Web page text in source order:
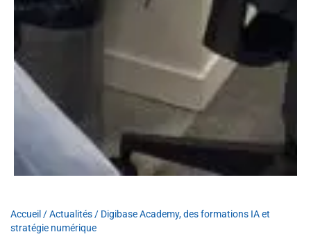
Accueil /Actualités/ Digibase Academy, des formations IA et
stratégie numérique